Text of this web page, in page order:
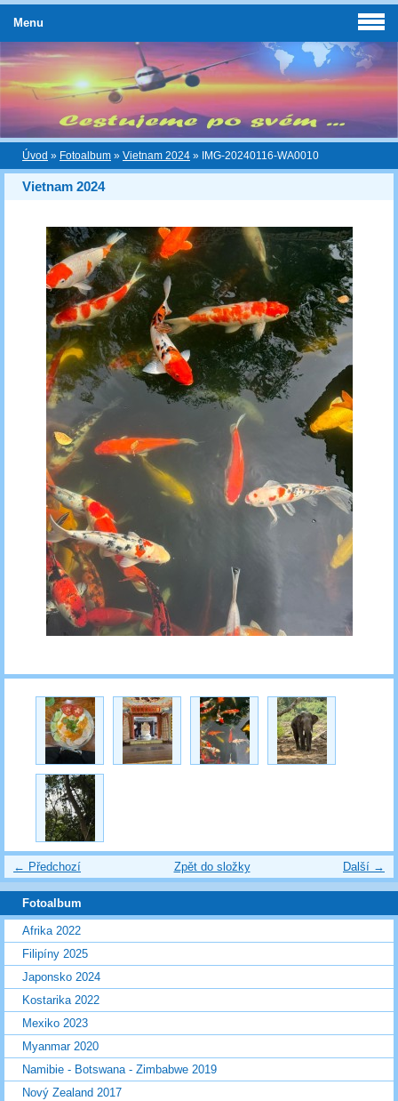
Úvod » Fotoalbum » Vietnam 2024 » IMG-20240116-WA0010
Vietnam 2024
← Předchozí Další →
Zpět do složky
Menu
Fotoalbum
Afrika 2022
Filipíny 2025
Japonsko 2024
Kostarika 2022
Mexiko 2023
Myanmar 2020
Namibie - Botswana - Zimbabwe 2019
Nový Zealand 2017